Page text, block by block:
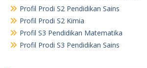
Profil Prodi S2 Pendidikan Sains
Profil Prodi S2 Kimia
Profil S3 Pendidikan Matematika
Profil Prodi S3 Pendidikan Sains